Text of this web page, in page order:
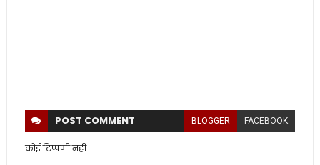
POST COMMENT BLOGGER FACEBOOK
कोई टिप्पणी नहीं